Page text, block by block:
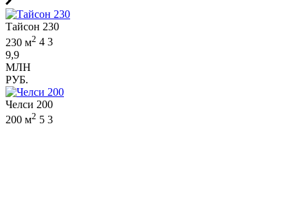
Тайсон 230
230 м2 4 3
9,9
МЛН
РУБ.
Челси 200
200 м2 5 3